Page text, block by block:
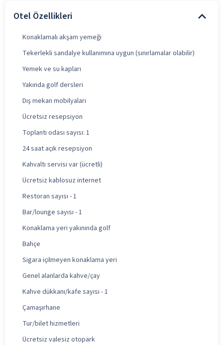
Otel Özellikleri
Konaklamalı akşam yemeği
Tekerlekli sandalye kullanımına uygun (sınırlamalar olabilir)
Yemek ve su kapları
Yakında golf dersleri
Dış mekan mobilyaları
Ücretsiz resepsiyon
Toplantı odası sayısı: 1
24 saat açık resepsiyon
Kahvaltı servisi var (ücretli)
Ücretsiz kablosuz internet
Restoran sayısı - 1
Bar/lounge sayısı - 1
Konaklama yeri yakınında golf
Bahçe
Sigara içilmeyen konaklama yeri
Genel alanlarda kahve/çay
Kahve dükkanı/kafe sayısı - 1
Çamaşırhane
Tur/bilet hizmetleri
Ücretsiz valesiz otopark